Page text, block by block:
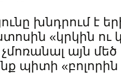
խնդրում է
«կրկին ու
չմոռանալ այն
պիտի